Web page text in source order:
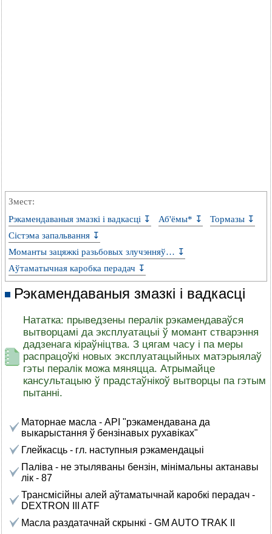
Змест:
Рэкамендаваныя змазкі і вадкасці ↧
Аб'ёмы* ↧
Тормазы ↧
Сістэма запальвання ↧
Моманты зацяжкі разьбовых злучэнняў… ↧
Аўтаматычная каробка перадач ↧
Рэкамендаваныя змазкі і вадкасці
Нататка: прыведзены пералік рэкамендаваўся
вытворцамі да эксплуатацыі ў момант стварэння
дадзенага кіраўніцтва. З цягам часу і па меры
распрацоўкі новых эксплуатацыйных матэрыялаў
гэты пералік можа мяняцца. Атрымайце
кансультацыю ў прадстаўнікоў вытворцы па гэтым
пытанні.
Маторнае масла - API "рэкамендавана да
выкарыстання ў бензінавых рухавіках"
Глейкасць - гл. наступныя рэкамендацыі
Паліва - не этыляваны бензін, мінімальны актанавы
лік - 87
Трансмісійны алей аўтаматычнай каробкі перадач -
DEXTRON III ATF
Масла раздатачнай скрынкі - GM AUTO TRAK II